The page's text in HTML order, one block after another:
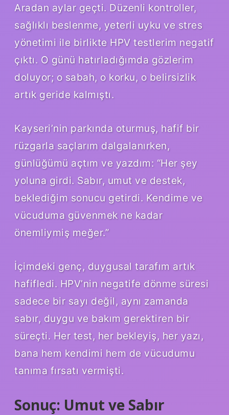
Aradan aylar geçti. Düzenli kontroller,
sağlıklı beslenme, yeterli uyku ve stres
yönetimi ile birlikte HPV testlerim negatif
çıktı. O günü hatırladığımda gözlerim
doluyor; o sabah, o korku, o belirsizlik
artık geride kalmıştı.
Kayseri’nin parkında oturmuş, hafif bir
rüzgarla saçlarım dalgalanırken,
günlüğümü açtım ve yazdım: “Her şey
yoluna girdi. Sabır, umut ve destek,
beklediğim sonucu getirdi. Kendime ve
vücuduma güvenmek ne kadar
önemliymiş meğer.”
İçimdeki genç, duygusal tarafım artık
hafifledi. HPV’nin negatife dönme süresi
sadece bir sayı değil, aynı zamanda
sabır, duygu ve bakım gerektiren bir
süreçti. Her test, her bekleyiş, her yazı,
bana hem kendimi hem de vücudumu
tanıma fırsatı vermişti.
Sonuç: Umut ve Sabır